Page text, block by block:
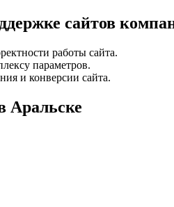
сайтов
работы сайта.
параметров.
и конверсии сайта.
Аральске